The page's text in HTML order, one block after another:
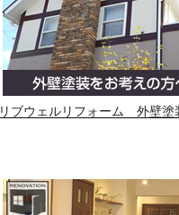
リブウェルリフォーム 外壁塗